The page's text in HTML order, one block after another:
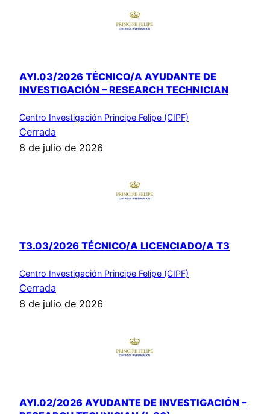
AYI.03/2026 TÉCNICO/A AYUDANTE DE
INVESTIGACIÓN – RESEARCH TECHNICIAN
Centro Investigación Principe Felipe (CIPF)
Cerrada
8 de julio de 2026
T3.03/2026 TÉCNICO/A LICENCIADO/A T3
Centro Investigación Principe Felipe (CIPF)
Cerrada
8 de julio de 2026
AYI.02/2026 AYUDANTE DE INVESTIGACIÓN –